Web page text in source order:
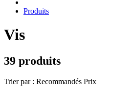
Produits
Vis
39 produits
Trier par : Recommandés Prix